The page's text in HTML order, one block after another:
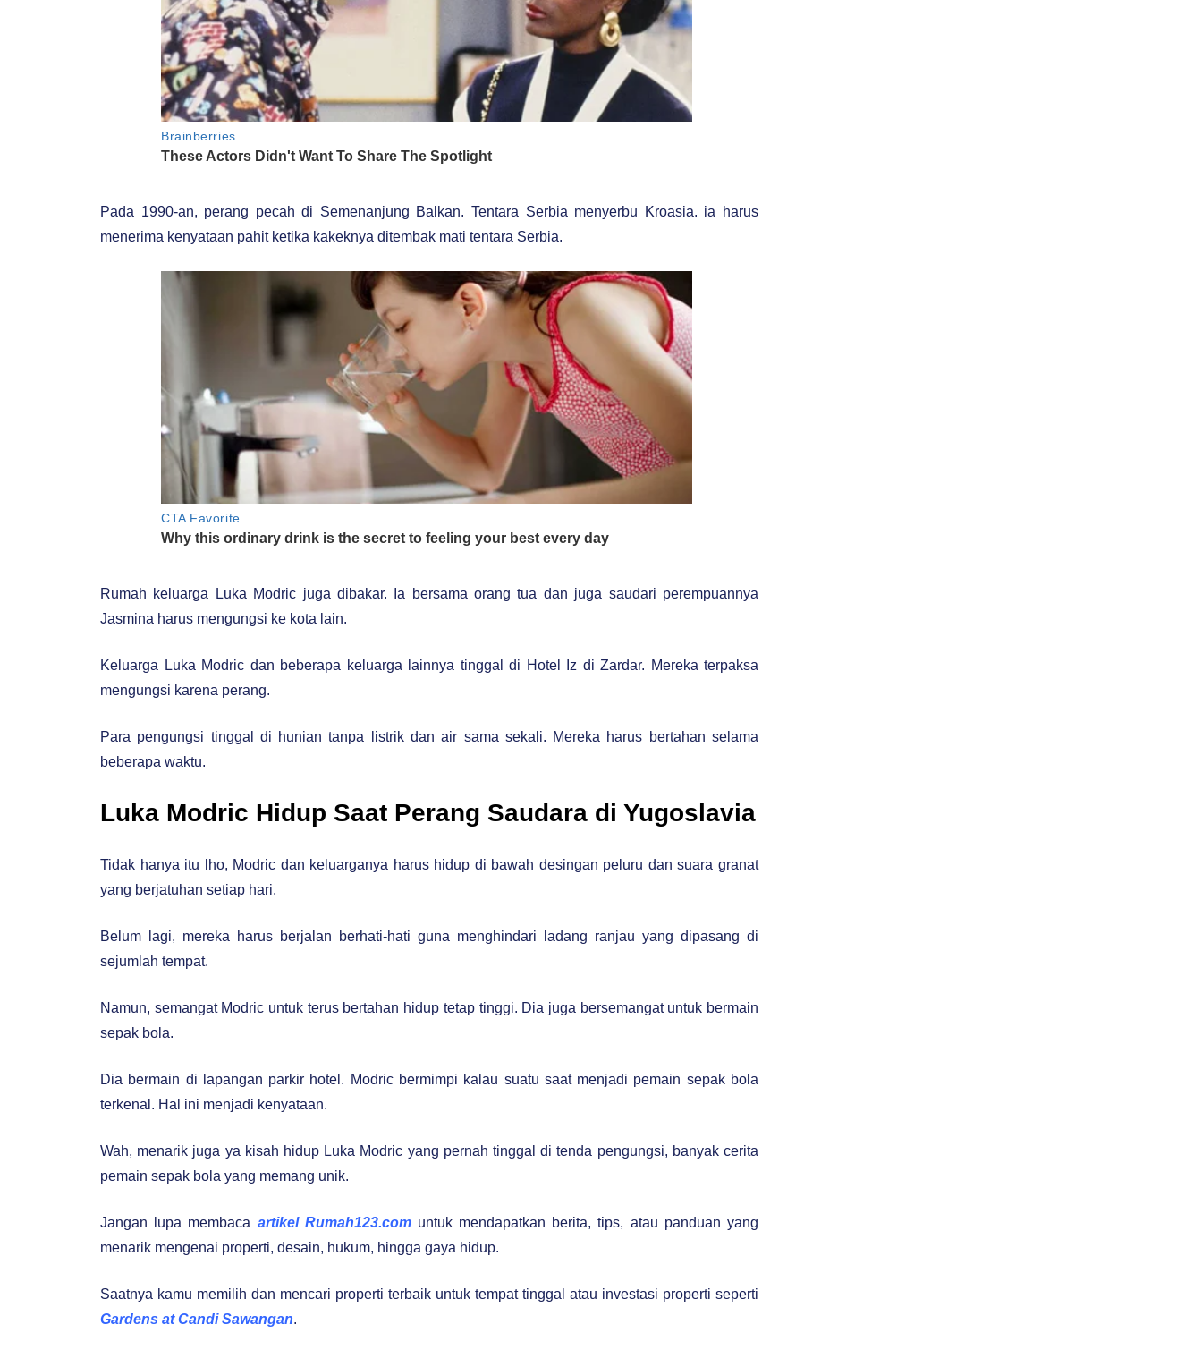
Pada 1990-an, perang pecah di Semenanjung Balkan. Tentara Serbia menyerbu Kroasia. ia harus
menerima kenyataan pahit ketika kakeknya ditembak mati tentara Serbia.
Rumah keluarga Luka Modric juga dibakar. Ia bersama orang tua dan juga saudari perempuannya
Jasmina harus mengungsi ke kota lain.
Keluarga Luka Modric dan beberapa keluarga lainnya tinggal di Hotel Iz di Zardar. Mereka terpaksa
mengungsi karena perang.
Para pengungsi tinggal di hunian tanpa listrik dan air sama sekali. Mereka harus bertahan selama
beberapa waktu.
Luka Modric Hidup Saat Perang Saudara di Yugoslavia
Tidak hanya itu lho, Modric dan keluarganya harus hidup di bawah desingan peluru dan suara granat
yang berjatuhan setiap hari.
Belum lagi, mereka harus berjalan berhati-hati guna menghindari ladang ranjau yang dipasang di
sejumlah tempat.
Namun, semangat Modric untuk terus bertahan hidup tetap tinggi. Dia juga bersemangat untuk bermain
sepak bola.
Dia bermain di lapangan parkir hotel. Modric bermimpi kalau suatu saat menjadi pemain sepak bola
terkenal. Hal ini menjadi kenyataan.
Wah, menarik juga ya kisah hidup Luka Modric yang pernah tinggal di tenda pengungsi, banyak cerita
pemain sepak bola yang memang unik.
Jangan lupa membaca artikel Rumah123.comuntuk mendapatkan berita, tips, atau panduan yang
menarik mengenai properti, desain, hukum, hingga gaya hidup.
Saatnya kamu memilih dan mencari properti terbaik untuk tempat tinggal atau investasi properti seperti
Gardens at Candi Sawangan.